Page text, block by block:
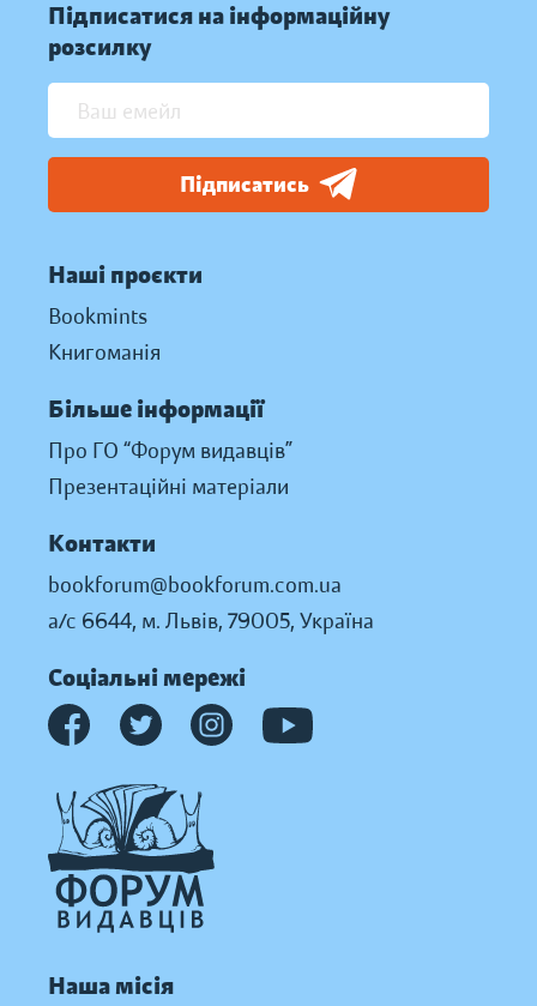
Підписатися на інформаційну
розсилку
Підписатись
Наші проєкти
Bookmints
Книгоманія
Більше інформації
Про ГО “Форум видавців”
Презентаційні матеріали
Контакти
bookforum@bookforum.com.ua
а/с 6644, м. Львів, 79005, Україна
Соціальні мережі
Наша місія